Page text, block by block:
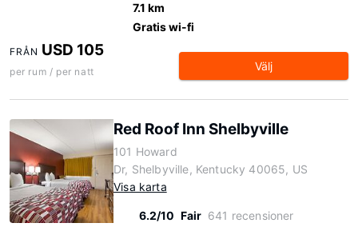
7.1 km
Gratis wi-fi
FRÅN USD 105
per rum / per natt Välj
Red Roof Inn Shelbyville
101 Howard
Dr, Shelbyville, Kentucky 40065, US
Visa karta
6.2/10 Fair 641 recensioner